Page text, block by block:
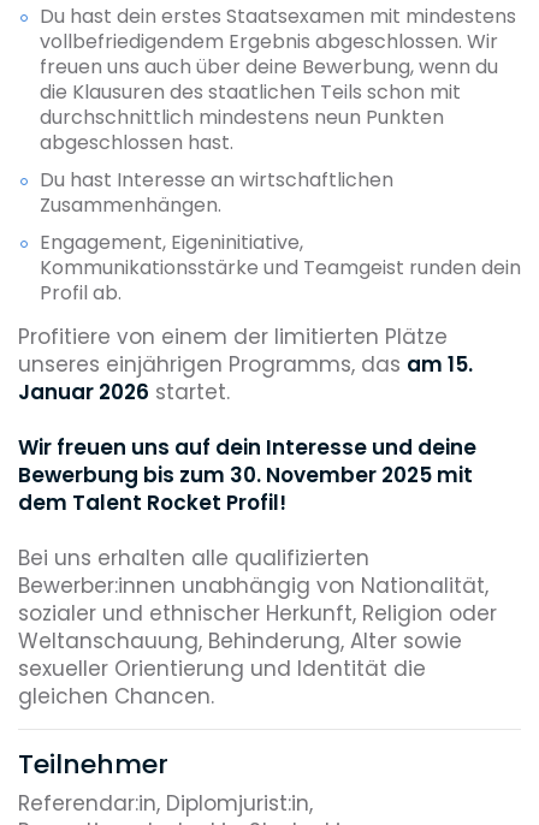
Du hast dein erstes Staatsexamen mit mindestens
vollbefriedigendem Ergebnis abgeschlossen. Wir
freuen uns auch über deine Bewerbung, wenn du
die Klausuren des staatlichen Teils schon mit
durchschnittlich mindestens neun Punkten
abgeschlossen hast.
Du hast Interesse an wirtschaftlichen
Zusammenhängen.
Engagement, Eigeninitiative,
Kommunikationsstärke und Teamgeist runden dein
Profil ab.
Profitiere von einem der limitierten Plätze
unseres einjährigen Programms, das am 15.
Januar 2026 startet.
Wir freuen uns auf dein Interesse und deine
Bewerbung bis zum 30. November 2025 mit
dem Talent Rocket Profil!
Bei uns erhalten alle qualifizierten
Bewerber:innen unabhängig von Nationalität,
sozialer und ethnischer Herkunft, Religion oder
Weltanschauung, Behinderung, Alter sowie
sexueller Orientierung und Identität die
gleichen Chancen.
Teilnehmer
Referendar:in, Diplomjurist:in,